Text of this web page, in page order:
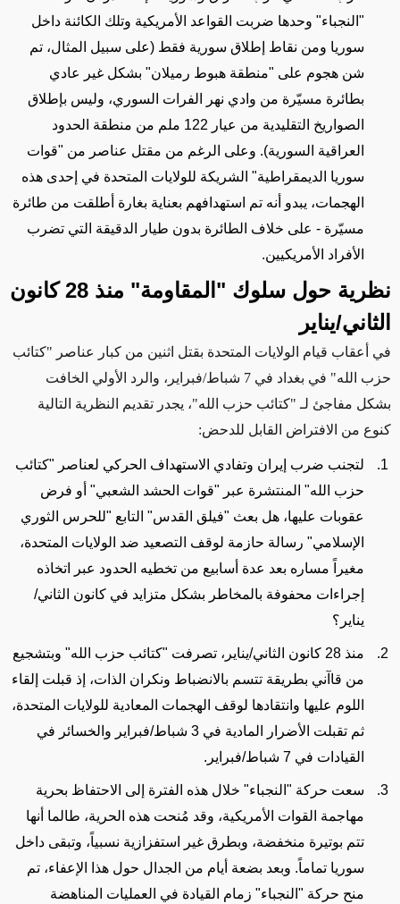
"النجباء" وحدها ضربت القواعد الأمريكية وتلك الكائنة داخل
سوريا ومن نقاط إطلاق سورية فقط (على سبيل المثال، تم
شن هجوم على "منطقة هبوط رميلان" بشكل غير عادي
بطائرة مسيّرة من وادي نهر الفرات السوري، وليس بإطلاق
الصواريخ التقليدية من عيار 122 ملم من منطقة الحدود
العراقية السورية). وعلى الرغم من مقتل عناصر من "قوات
سوريا الديمقراطية" الشريكة للولايات المتحدة في إحدى هذه
الهجمات، يبدو أنه تم استهدافهم بعناية بغارة أطلقت من طائرة
مسيّرة - على خلاف الطائرة بدون طيار الدقيقة التي تضرب
الأفراد الأمريكيين.
نظرية حول
سلوك "المقاومة" منذ 28 كانون
الثاني/يناير
في أعقاب قيام الولايات المتحدة بقتل اثنين من كبار عناصر "كتائب
حزب الله" في بغداد في 7 شباط/فبراير، والرد الأولي
الخافت
بشكل مفاجئ لـ "كتائب حزب الله"، يجدر تقديم النظرية التالية
كنوع من الافتراض القابل للدحض:
لتجنب ضرب إيران وتفادي الاستهداف الحركي لعناصر "كتائب
حزب الله" المنتشرة عبر "قوات الحشد الشعبي" أو فرض
عقوبات عليها، هل بعث "فيلق القدس" التابع "للحرس الثوري
الإسلامي" رسالة حازمة لوقف التصعيد ضد الولايات المتحدة،
مغيراً مساره بعد عدة أسابيع من تخطيه الحدود عبر اتخاذه
إجراءات محفوفة بالمخاطر بشكل متزايد في كانون الثاني/
يناير؟
منذ 28 كانون الثاني/يناير، تصرفت "كتائب حزب الله" وبتشجيع
من قاآني بطريقة تتسم بالانضباط ونكران الذات، إذ قبلت إلقاء
اللوم عليها وانتقادها لوقف الهجمات المعادية للولايات المتحدة،
ثم تقبلت الأضرار المادية في 3 شباط/فبراير والخسائر في
القيادات في 7 شباط/فبراير.
سعت حركة "النجباء" خلال هذه الفترة إلى الاحتفاظ بحرية
مهاجمة القوات الأمريكية، وقد مُنحت هذه الحرية، طالما أنها
تتم بوتيرة منخفضة، وبطرق غير استفزازية نسبياً، وتبقى داخل
سوريا تماماً. وبعد بضعة أيام من الجدال حول هذا الإعفاء، تم
منح حركة "النجباء" زمام القيادة في العمليات المناهضة